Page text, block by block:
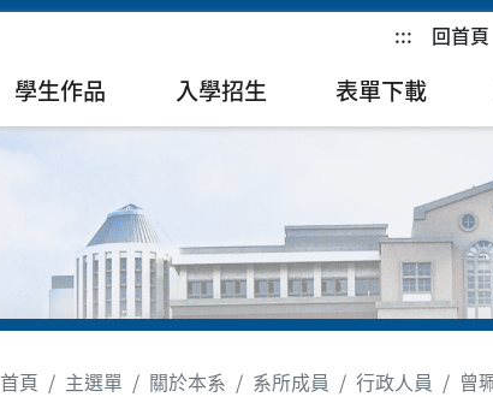
::: 回首頁
學生作品 入學招生 表單下載
首頁 主選單 關於本系 系所成員 行政人員 曾